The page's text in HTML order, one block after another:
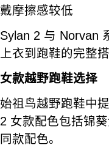
戴摩擦感较低
Sylan 2 与 Norvan
上衣到跑鞋的完整搭
女款越野跑鞋选择
始祖鸟越野跑鞋中
2 女款配色包括锦
同款配色。